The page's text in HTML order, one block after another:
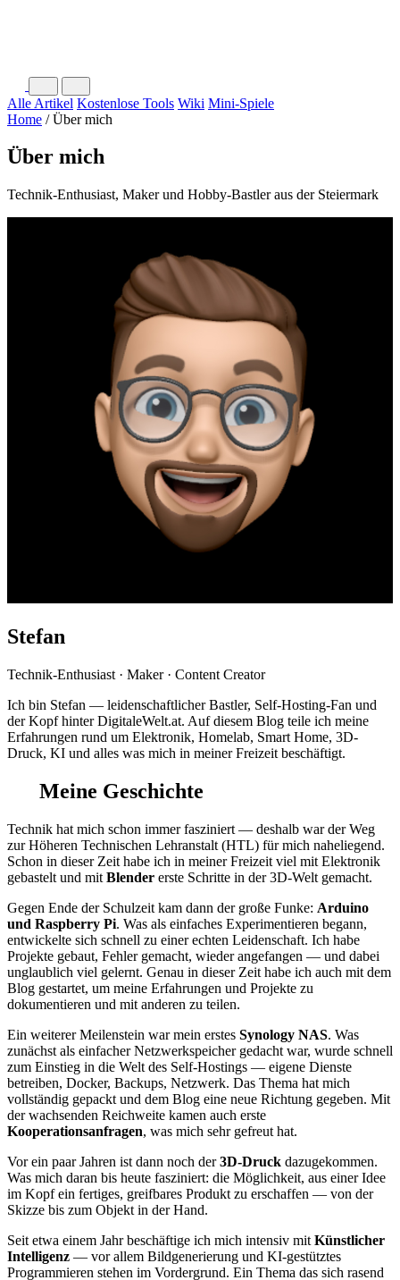
Alle Artikel Kostenlose Tools Wiki Mini-Spiele
Home / Über mich
Über mich
Technik-Enthusiast, Maker und Hobby-Bastler aus der Steiermark
Stefan
Technik-Enthusiast · Maker · Content Creator
Ich bin Stefan — leidenschaftlicher Bastler, Self-Hosting-Fan und
der Kopf hinter DigitaleWelt.at. Auf diesem Blog teile ich meine
Erfahrungen rund um Elektronik, Homelab, Smart Home, 3D-
Druck, KI und alles was mich in meiner Freizeit beschäftigt.
Meine Geschichte
Technik hat mich schon immer fasziniert — deshalb war der Weg
zur Höheren Technischen Lehranstalt (HTL) für mich naheliegend.
Schon in dieser Zeit habe ich in meiner Freizeit viel mit Elektronik
gebastelt und mit Blender erste Schritte in der 3D-Welt gemacht.
Gegen Ende der Schulzeit kam dann der große Funke: Arduino
und Raspberry Pi. Was als einfaches Experimentieren begann,
entwickelte sich schnell zu einer echten Leidenschaft. Ich habe
Projekte gebaut, Fehler gemacht, wieder angefangen — und dabei
unglaublich viel gelernt. Genau in dieser Zeit habe ich auch mit dem
Blog gestartet, um meine Erfahrungen und Projekte zu
dokumentieren und mit anderen zu teilen.
Ein weiterer Meilenstein war mein erstes Synology NAS. Was
zunächst als einfacher Netzwerkspeicher gedacht war, wurde schnell
zum Einstieg in die Welt des Self-Hostings — eigene Dienste
betreiben, Docker, Backups, Netzwerk. Das Thema hat mich
vollständig gepackt und dem Blog eine neue Richtung gegeben. Mit
der wachsenden Reichweite kamen auch erste
Kooperationsanfragen, was mich sehr gefreut hat.
Vor ein paar Jahren ist dann noch der3D-Druck dazugekommen.
Was mich daran bis heute fasziniert: die Möglichkeit, aus einer Idee
im Kopf ein fertiges, greifbares Produkt zu erschaffen — von der
Skizze bis zum Objekt in der Hand.
Seit etwa einem Jahr beschäftige ich mich intensiv mit Künstlicher
Intelligenz — vor allem Bildgenerierung und KI-gestütztes
Programmieren stehen im Vordergrund. Ein Thema das sich rasend